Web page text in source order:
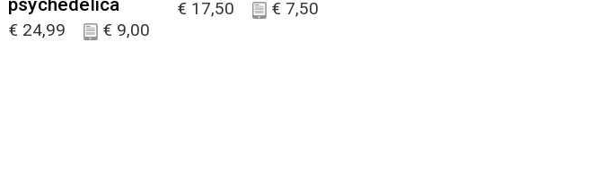
psychedelica
€ 24,99 € 9,00
€ 17,50 € 7,50